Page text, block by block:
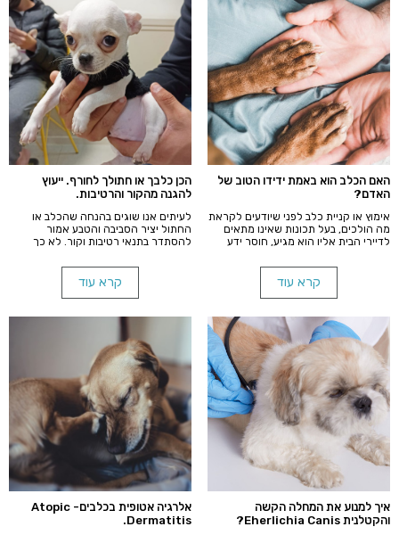
האם הכלב הוא באמת ידידו הטוב של
האדם?
אימוץ או קניית כלב לפני שיודעים לקראת
מה הולכים, בעל תכונות שאינו מתאים
לדיירי הבית אליו הוא מגיע, חוסר ידע
שהידיד יהפוך לנטל.
קרא עוד
הכן כלבך או חתולך לחורף. ייעוץ
להגנה מהקור והרטיבות.
לעיתים אנו שוגים בהנחה שהכלב או
החתול יציר הסביבה והטבע אמור
להסתדר בתנאי רטיבות וקור. לא כך
פגעי החורף.
קרא עוד
איך למנוע את המחלה הקשה
והקטלנית Eherlichia Canis?
אלרגיה אטופית בכלבים- Atopic
Dermatitis.